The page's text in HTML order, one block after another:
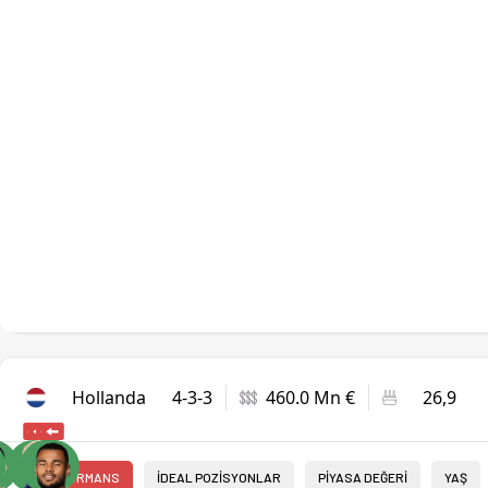
Hollanda 4-3-3 460.0 Mn € 26,9
PERFORMANS İDEAL POZİSYONLAR PİYASA DEĞERİ YAŞ